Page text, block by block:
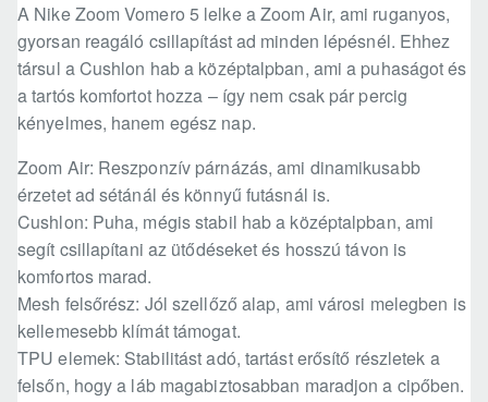
A Nike Zoom Vomero 5 lelke a Zoom Air, ami ruganyos,
gyorsan reagáló csillapítást ad minden lépésnél. Ehhez
társul a Cushlon hab a középtalpban, ami a puhaságot és
a tartós komfortot hozza – így nem csak pár percig
kényelmes, hanem egész nap.
Zoom Air: Reszponzív párnázás, ami dinamikusabb
érzetet ad sétánál és könnyű futásnál is.
Cushlon: Puha, mégis stabil hab a középtalpban, ami
segít csillapítani az ütődéseket és hosszú távon is
komfortos marad.
Mesh felsőrész: Jól szellőző alap, ami városi melegben is
kellemesebb klímát támogat.
TPU elemek: Stabilitást adó, tartást erősítő részletek a
felsőn, hogy a láb magabiztosabban maradjon a cipőben.